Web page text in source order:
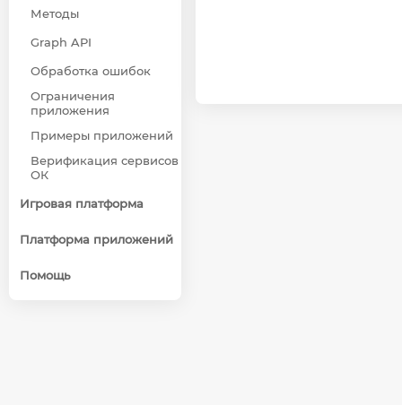
Методы
Graph API
Обработка ошибок
Ограничения
приложения
Примеры приложений
Верификация сервисов
ОК
Игровая платформа
Платформа приложений
Помощь